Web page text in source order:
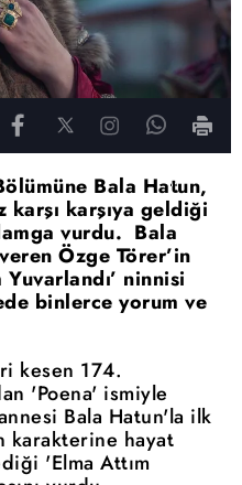
Bala Hatun,
karşıya geldiği
vurdu. Bala
Özge Törer’in
ninnisi
binlerce yorum ve
kesen 174.
'Poena' ismiyle
Bala Hatun'la ilk
karakterine hayat
'Elma Attım